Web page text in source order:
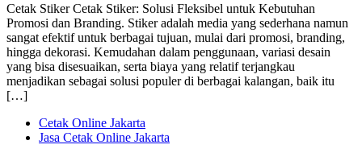
Cetak Stiker Cetak Stiker: Solusi Fleksibel untuk Kebutuhan
Promosi dan Branding. Stiker adalah media yang sederhana namun
sangat efektif untuk berbagai tujuan, mulai dari promosi, branding,
hingga dekorasi. Kemudahan dalam penggunaan, variasi desain
yang bisa disesuaikan, serta biaya yang relatif terjangkau
menjadikan sebagai solusi populer di berbagai kalangan, baik itu
[…]
Cetak Online Jakarta
Jasa Cetak Online Jakarta